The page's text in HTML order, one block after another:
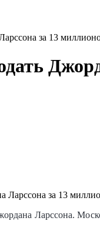
за 13
Ларссона.